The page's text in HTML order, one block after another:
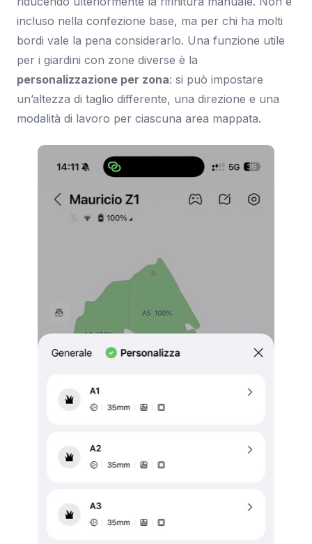
incluso nella confezione base, ma per chi ha molti
bordi vale la pena considerarlo. Una funzione utile
per i giardini con zone diverse è la
personalizzazione per zona: si può impostare
un’altezza di taglio differente, una direzione e una
modalità di lavoro per ciascuna area mappata.